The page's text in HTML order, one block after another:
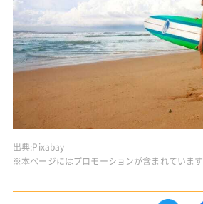
出典:Pixabay
※本ページにはプロモーションが含まれています